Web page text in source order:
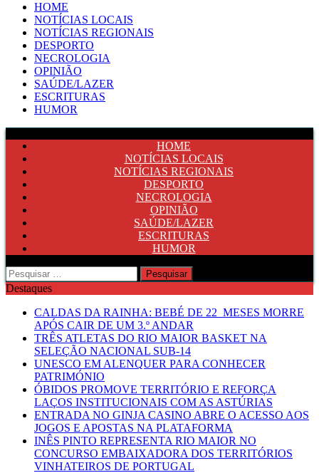
HOME
NOTÍCIAS LOCAIS
NOTÍCIAS REGIONAIS
DESPORTO
NECROLOGIA
OPINIÃO
SAÚDE/LAZER
ESCRITURAS
HUMOR
HOME
NOTÍCIAS LOCAIS
NOTÍCIAS REGIONAIS
DESPORTO
NECROLOGIA
OPINIÃO
SAÚDE/LAZER
ESCRITURAS
HUMOR
Pesquisar
por:
Destaques
CALDAS DA RAINHA: BEBÉ DE 22 MESES MORRE
APÓS CAIR DE UM 3.º ANDAR
TRÊS ATLETAS DO RIO MAIOR BASKET NA
SELEÇÃO NACIONAL SUB-14
UNESCO EM ALENQUER PARA CONHECER
PATRIMÓNIO
ÓBIDOS PROMOVE TERRITÓRIO E REFORÇA
LAÇOS INSTITUCIONAIS COM AS ASTÚRIAS
ENTRADA NO GINJA CASINO ABRE O ACESSO AOS
JOGOS E APOSTAS NA PLATAFORMA
INÊS PINTO REPRESENTA RIO MAIOR NO
CONCURSO EMBAIXADORA DOS TERRITÓRIOS
VINHATEIROS DE PORTUGAL